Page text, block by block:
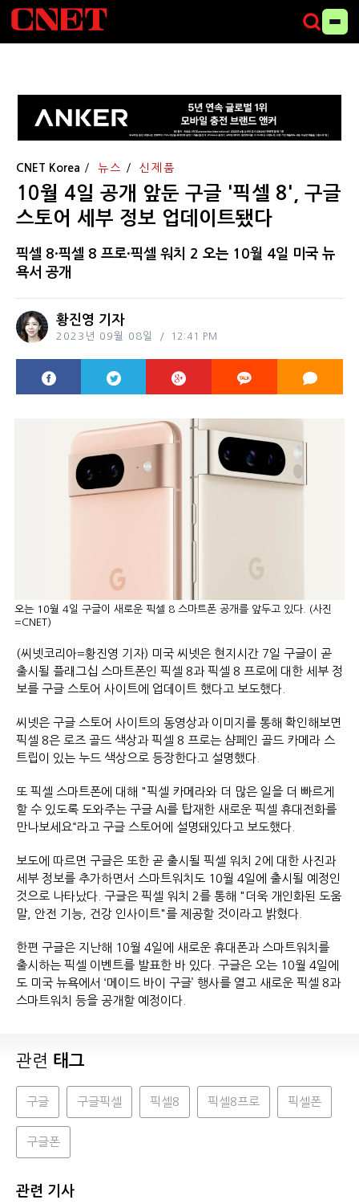
CNET Korea 뉴스 신제품
10월 4일 공개 앞둔 구글 '픽셀 8', 구글
스토어 세부 정보 업데이트됐다
픽셀 8·픽셀 8 프로·픽셀 워치 2 오는 10월 4일 미국 뉴
욕서 공개
황진영 기자
2023년 09월 08일 12:41 PM
오는 10월 4일 구글이 새로운 픽셀 8 스마트폰 공개를 앞두고 있다. (사진
=CNET)
(씨넷코리아=황진영 기자) 미국 씨넷은 현지시간 7일 구글이 곧
출시될 플래그십 스마트폰인 픽셀 8과 픽셀 8 프로에 대한 세부 정
보를 구글 스토어 사이트에 업데이트 했다고 보도했다.
씨넷은 구글 스토어 사이트의 동영상과 이미지를 통해 확인해보면
픽셀 8은 로즈 골드 색상과 픽셀 8 프로는 샴페인 골드 카메라 스
트립이 있는 누드 색상으로 등장한다고 설명했다.
또 픽셀 스마트폰에 대해 "픽셀 카메라와 더 많은 일을 더 빠르게
할 수 있도록 도와주는 구글 AI를 탑재한 새로운 픽셀 휴대전화를
만나보세요“라고 구글 스토어에 설명돼있다고 보도했다.
보도에 따르면 구글은 또한 곧 출시될 픽셀 워치 2에 대한 사진과
세부 정보를 추가하면서 스마트워치도 10월 4일에 출시될 예정인
것으로 나타났다. 구글은 픽셀 워치 2를 통해 "더욱 개인화된 도움
말, 안전 기능, 건강 인사이트"를 제공할 것이라고 밝혔다.
한편 구글은 지난해 10월 4일에 새로운 휴대폰과 스마트워치를
출시하는 픽셀 이벤트를 발표한 바 있다. 구글은 오는 10월 4일에
도 미국 뉴욕에서 ‘메이드 바이 구글’ 행사를 열고 새로운 픽셀 8과
스마트워치 등을 공개할 예정이다.
관련 태그
구글 구글픽셀 픽셀8 픽셀8프로 픽셀폰
구글폰
관련 기사